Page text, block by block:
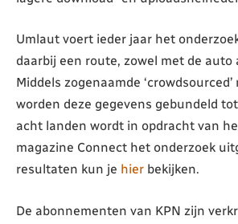
Umlaut voert ieder jaar het
daarbij een route, zowel met de auto
Middels zogenaamde
worden deze gegevens gebundeld
acht landen wordt in opdracht van
magazine Connect het onderzoek
resultaten kun je hier bekijken.
De abonnementen van KPN zijn